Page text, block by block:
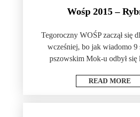
Wośp 2015 –
Tegoroczny WOŚP zaczął się
wcześniej, bo jak wiadomo 9
pszowskim Mok-u odbył się
READ MORE